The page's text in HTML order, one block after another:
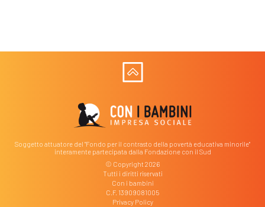
Soggetto attuatore del "Fondo per il contrasto della povertà educativa minorile"
interamente partecipata dalla Fondazione con il Sud
© Copyright 2026
Tutti i diritti riservati
Con i bambini
C.F. 13909081005
Privacy Policy